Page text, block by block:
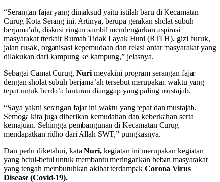
“Serangan fajar yang dimaksud yaitu istilah baru di Kecamatan
Curug Kota Serang ini. Artinya, berupa gerakan sholat subuh
berjama’ah, diskusi ringan sambil mendengarkan aspirasi
masyarakat tterkait Rumah Tidak Layak Huni (RTLH), gizi buruk,
jalan rusak, organisasi kepemudaan dan relasi antar masyarakat yang
dilakukan dari kampung ke kampung,” jelasnya.
Sebagai Camat Curug, Nuri meyakini program serangan fajar
dengan sholat subuh berjama’ah tersebut merupakan waktu yang
tepat untuk berdo’a lantaran dianggap yang paling mustajab.
“Saya yakni serangan fajar ini waktu yang tepat dan mustajab.
Semoga kita juga diberikan kemudahan dan keberkahan serta
kemajuan. Sehingga pembangunan di Kecamatan Curug
mendapatkan ridho dari Allah SWT,” pungkasnya.
Dan perlu diketahui, kata Nuri, kegiatan ini merupakan kegiatan
yang betul-betul untuk membantu meringankan beban masyarakat
yang tengah membutuhkan akibat terdampak Corona Virus
Disease (Covid-19).